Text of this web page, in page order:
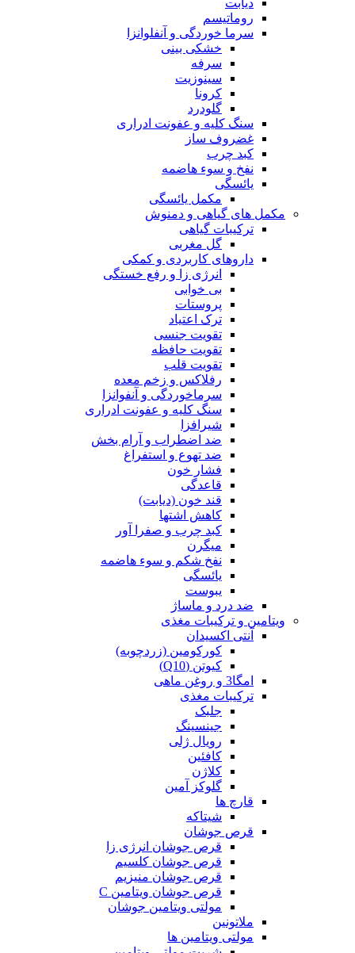
روماتیسم
سرما خوردگی و آنفلوانزا
خشکی بینی
سرفه
سینوزیت
کرونا
گلودرد
سنگ کلیه و عفونت ادراری
غضروف ساز
کبد چرب
نفخ و سوء هاضمه
یائسگی
مکمل یائسگی
مکمل های گیاهی و دمنوش
ترکیبات گیاهی
گل مغربی
داروهای کاربردی و کمکی
انرژی زا و رفع خستگی
بی خوابی
پروستات
ترک اعتیاد
تقویت جنسی
تقویت حافظه
تقویت قلب
رفلاکس و زخم معده
سرماخوردگی و آنفوانزا
سنگ کلیه و عفونت ادراری
شیرافزا
ضد اضطراب و آرام بخش
ضد تهوع و استفراغ
فشار خون
قاعدگی
قند خون (دیابت)
کاهش اشتها
کبد چرب و صفرا آور
میگرن
نفخ شکم و سوء هاضمه
یائسگی
یبوست
ضد درد و ماساژ
ویتامین و ترکیبات مغذی
آنتی اکسیدان
کورکومین (زردچوبه)
کیوتن (Q10)
امگا3 و روغن ماهی
ترکیبات مغذی
جلبک
جینسینگ
رویال ژلی
کافئین
کلاژن
گلوکز آمین
قارچ ها
شیتاکه
قرص جوشان
قرص جوشان انرژی زا
قرص جوشان کلسیم
قرص جوشان منیزیم
قرص جوشان ویتامین C
مولتی ویتامین جوشان
ملاتونین
مولتی ویتامین ها